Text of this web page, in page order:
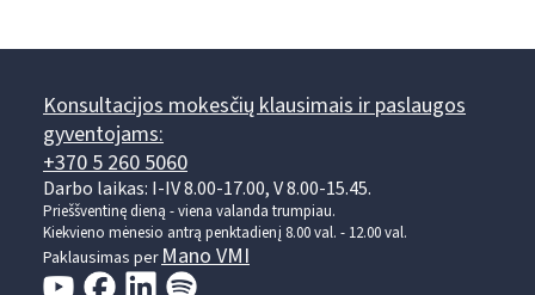
Konsultacijos mokesčių klausimais ir paslaugos
gyventojams:
+370 5 260 5060
Darbo laikas: I-IV 8.00-17.00, V 8.00-15.45.
Prieššventinę dieną - viena valanda trumpiau.
Kiekvieno mėnesio antrą penktadienį 8.00 val. - 12.00 val.
Paklausimas perMano VMI